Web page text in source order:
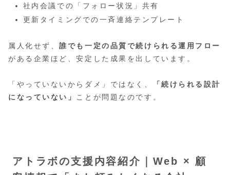
社内会議での「フォロー状況」共有
更新タイミングでの一斉連絡テンプレート
属人化せず、誰でも一定の品質で続けられる運用フロー
がある企業ほど、安定した成果を出しています。
「やっていないからダメ」ではなく、
「続けられる設計
になっていない」 ことが問題なのです。
アトラボの支援内容紹介｜Web × 顧